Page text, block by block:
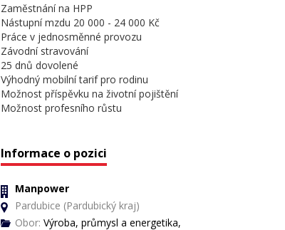
Zaměstnání na HPP
Nástupní mzdu 20 000 - 24 000 Kč
Práce v jednosměnné provozu
Závodní stravování
25 dnů dovolené
Výhodný mobilní tarif pro rodinu
Možnost příspěvku na životní pojištění
Možnost profesního růstu
Informace o pozici
Manpower
Pardubice (Pardubický kraj)
Obor: Výroba, průmysl a energetika,